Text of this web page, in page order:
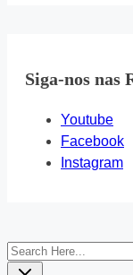
Siga-nos nas
Youtube
Facebook
Instagram
Search
Here...